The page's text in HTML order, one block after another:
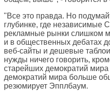
"Все это правда. Но
глубинке, где независимые
рекламные рынки слишком
и в общественных дебатах
веб-сайты и дешевые
нужды ничего говорить,
старейших демократий
демократий мира больше
резюмирует Эпплбаум.